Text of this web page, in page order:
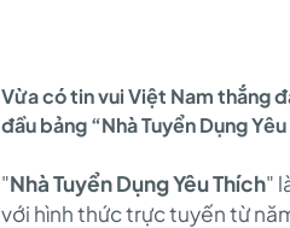
Vừa có tin vui Việt Nam thắng
đầu bảng “Nhà Tuyển Dụng
"Nhà Tuyển Dụng Yêu Thích"
với hình thức trực tuyến từ